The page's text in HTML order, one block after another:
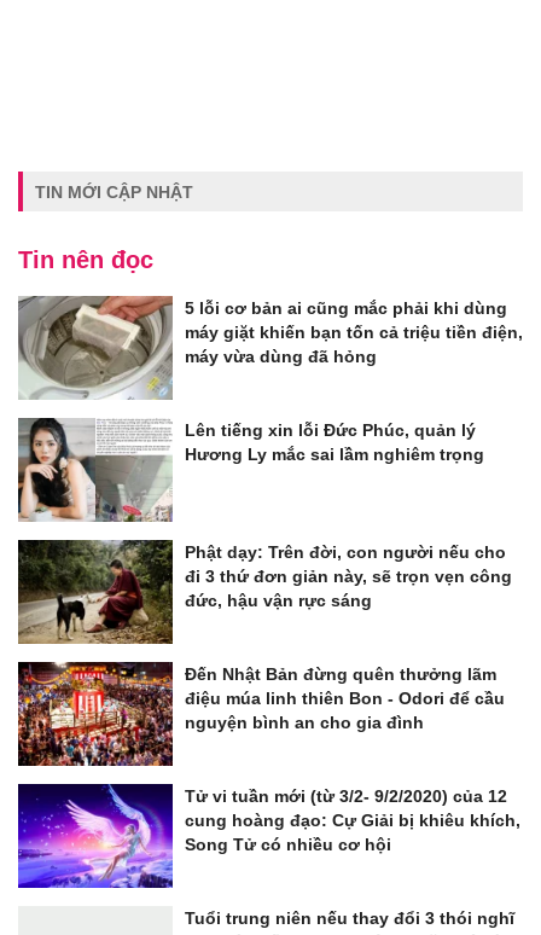
TIN MỚI CẬP NHẬT
Tin nên đọc
5 lỗi cơ bản ai cũng mắc phải khi dùng
máy giặt khiến bạn tốn cả triệu tiền điện,
máy vừa dùng đã hỏng
Lên tiếng xin lỗi Đức Phúc, quản lý
Hương Ly mắc sai lầm nghiêm trọng
Phật dạy: Trên đời, con người nếu cho
đi 3 thứ đơn giản này, sẽ trọn vẹn công
đức, hậu vận rực sáng
Đến Nhật Bản đừng quên thưởng lãm
điệu múa linh thiên Bon - Odori để cầu
nguyện bình an cho gia đình
Tử vi tuần mới (từ 3/2- 9/2/2020) của 12
cung hoàng đạo: Cự Giải bị khiêu khích,
Song Tử có nhiều cơ hội
Tuổi trung niên nếu thay đổi 3 thói nghĩ